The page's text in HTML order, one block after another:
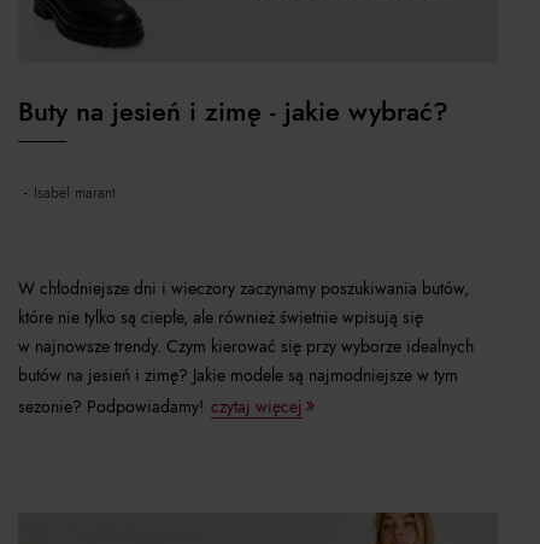
Buty na jesień i zimę - jakie wybrać?
isabel marant
W chłodniejsze dni i wieczory zaczynamy poszukiwania butów,
które nie tylko są ciepłe, ale również świetnie wpisują się
w najnowsze trendy. Czym kierować się przy wyborze idealnych
butów na jesień i zimę? Jakie modele są najmodniejsze w tym
sezonie? Podpowiadamy! czytaj więcej